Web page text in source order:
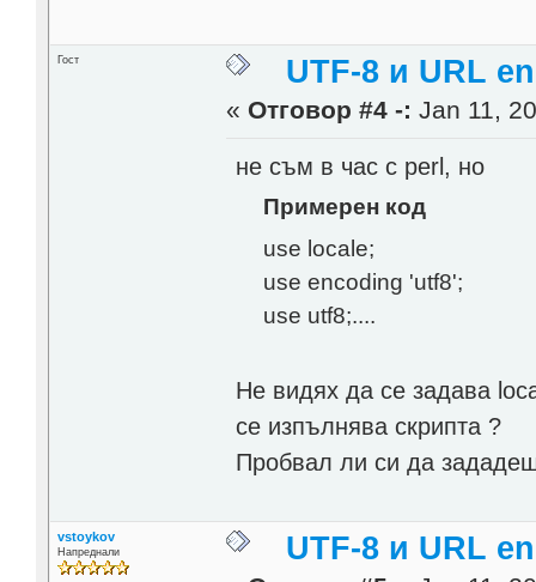
Гост UTF-8 и URL
« Отговор #4 -: Jan 11,
не съм в час с perl, но
Примерен код
use locale;
use encoding 'utf8';
use utf8;....
Не видях да се задава
се изпълнява скрипта ?
Пробвал ли си да
vstoykov
Напреднали UTF-8 и URL